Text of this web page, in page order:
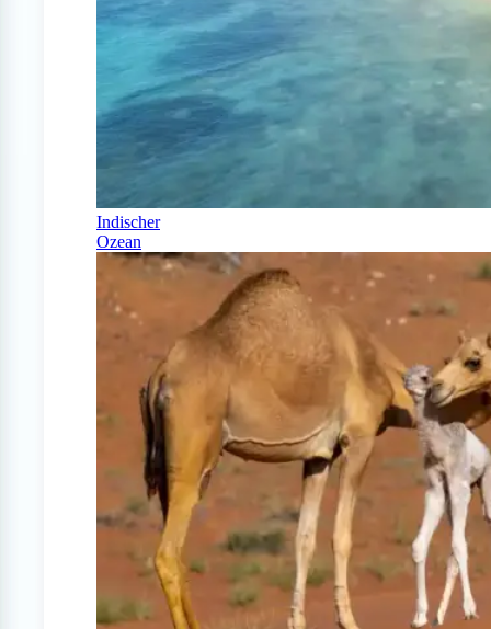
Indischer
Ozean